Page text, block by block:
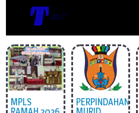
TE
MPLS
PERPINDAHAN